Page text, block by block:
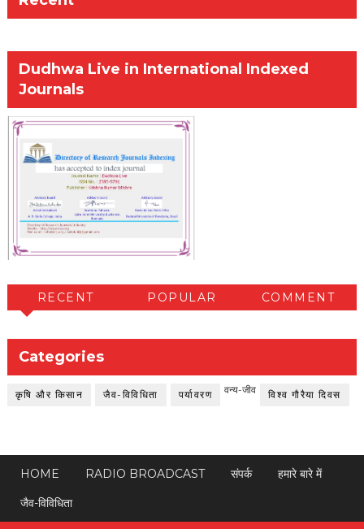
Dudhwa Live in International Indexed
Journals
RECENT POPULAR COMMENT
Categories
कृषि और किसान जैव-विविधिता पर्यावरण वन्य-जीव विश्व गौरैया दिवस
HOME RADIO BROADCAST संपर्क
हमारे बारे में
जैव-विविधिता